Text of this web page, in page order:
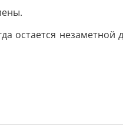
остается незаметной